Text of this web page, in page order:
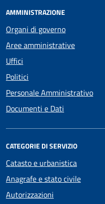
AMMINISTRAZIONE
Organi di governo
Aree amministrative
Uffici
Politici
Personale Amministrativo
Documenti e Dati
CATEGORIE DI SERVIZIO
Catasto e urbanistica
Anagrafe e stato civile
Autorizzazioni